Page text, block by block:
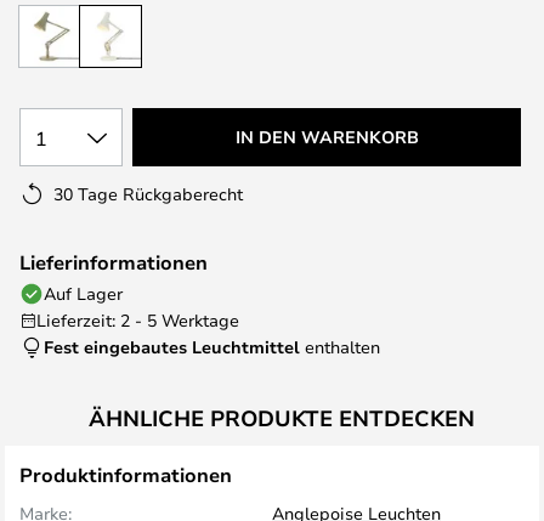
1 IN DEN WARENKORB
30 Tage Rückgaberecht
Lieferinformationen
Auf Lager
Lieferzeit: 2 - 5 Werktage
Fest eingebautes Leuchtmittel enthalten
ÄHNLICHE PRODUKTE ENTDECKEN
Produktinformationen
Marke:
Anglepoise Leuchten